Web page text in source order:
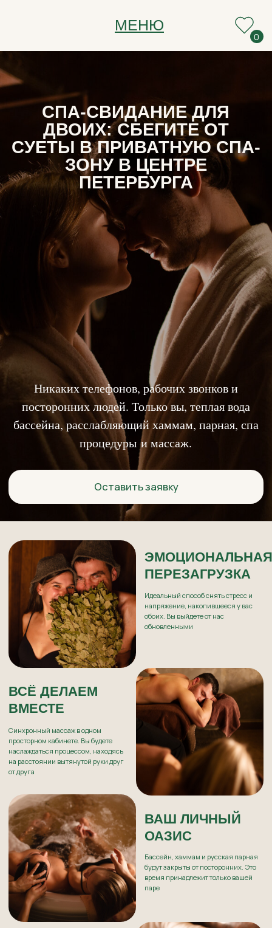
МЕНЮ
Оставить заявку
ДВОИХ: СБЕГИТЕ ОТ
СУЕТЫ В ПРИВАТНУЮ СПА-
ЗОНУ В ЦЕНТРЕ
ПЕТЕРБУРГА
Никаких телефонов, рабочих звонков и
посторонних людей. Только вы, теплая вода
бассейна, расслабляющий хаммам, парная, спа
процедуры и массаж.
ВСЁ ДЕЛАЕМ
ВМЕСТЕ
ЭМОЦИОНАЛЬНАЯ
ПЕРЕЗАГРУЗКА
РАЗГОВОРОВ
ВАШ ЛИЧНЫЙ
ОАЗИС
Синхронный массаж в одном
на расстоянии вытянутой руки друг
от друга
Идеальный способ снять стресс и
напряжение, накопившееся у вас
обоих. Вы выйдете от нас
обновленными
Бассейн, хаммам и русская парная
будут закрыты от посторонних. Это
время принадлежит только вашей
паре
После процедур мы оставим вас в
уютной зоне отдыха с ароматным
моментом